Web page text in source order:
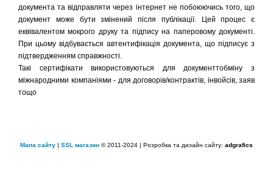
документа та відправляти через інтернет не побоюючись того, що
документ може бути змінений після публікації. Цей процес є
еквівалентом мокрого друку та підпису на паперовому документі.
При цьому відбувається автентифікація документа, що підписує з
підтвердженням справжності.
Такі сертифікати використовуються для документтобміну з
міжнародними компаніями - для договорів/контрактів, інвойсів, заяв
тощо
Мапа сайту | SSL магазин © 2011-2024 | Розробка та дизайн сайту: adgrafics